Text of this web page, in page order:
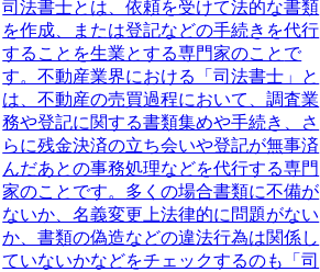
司法書士とは、依頼を受けて法的な書類
を作成、または登記などの手続きを代行
することを生業とする専門家のこと で
す。不動産業界における「司法書士」と
は、不動産の売買過程において、調査業
務や登記に関する書類集めや手続き、さ
らに残金決済の立ち会いや登記が無事済
んだあとの事務処理などを代行する専門
家のことです。多くの場合書類に不備が
ないか、名義変更上法律的に問題がない
か、書類の偽造などの違法行為は関係し
ていないかなどをチェックするのも「司